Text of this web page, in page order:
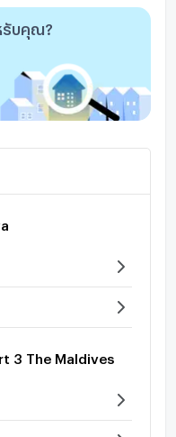
รับคุณ?
3 The Maldives